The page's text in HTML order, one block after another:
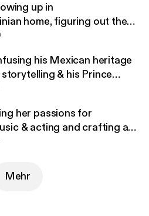
up in
home, figuring out their
identity
his Mexican heritage
& his Prince
her passions for
& acting and crafting a
Mehr